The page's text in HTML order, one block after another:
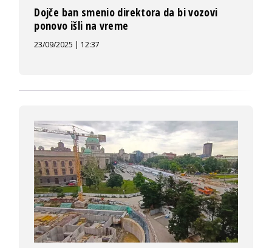
Dojče ban smenio direktora da bi vozovi
ponovo išli na vreme
23/09/2025 | 12:37